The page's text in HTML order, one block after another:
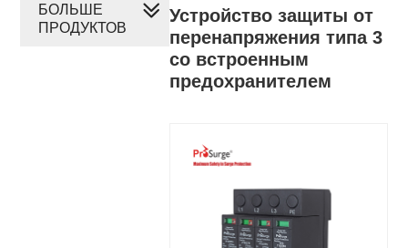
Устройство защиты от
перенапряжения типа 3
со встроенным
предохранителем
БОЛЬШЕ
ПРОДУКТОВ